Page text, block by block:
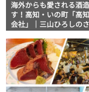
海外からも愛される酒
す！高知・いの町「高
会社」｜三山ひろしの